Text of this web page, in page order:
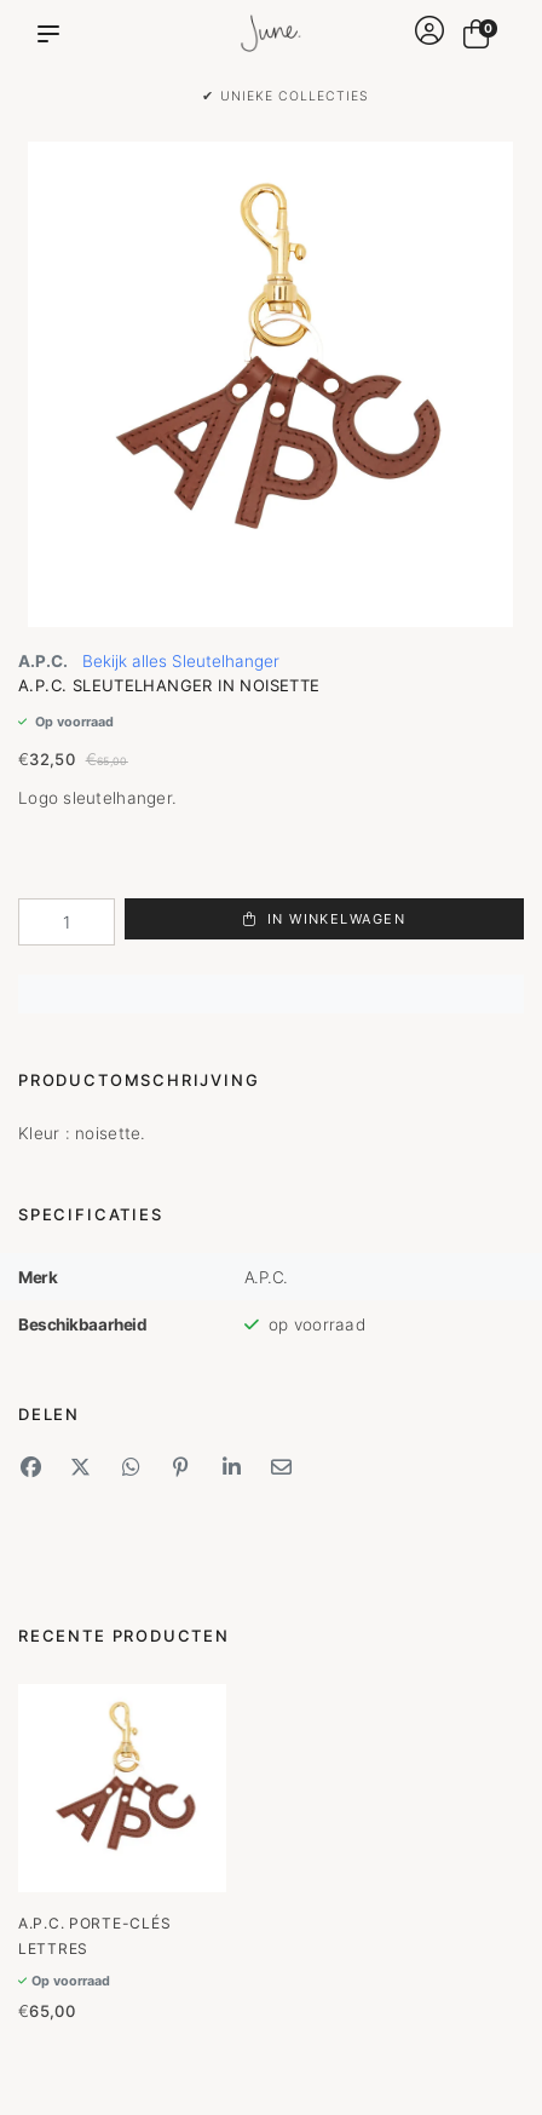
✔ UNIEKE COLLECTIES
0
A.P.C.
Bekijk alles Sleutelhanger
A.P.C. SLEUTELHANGER IN NOISETTE
Op voorraad
€32,50 €65,00
Logo sleutelhanger.
IN WINKELWAGEN
PRODUCTOMSCHRIJVING
Kleur : noisette.
SPECIFICATIES
Merk A.P.C.
Beschikbaarheid op voorraad
DELEN
RECENTE PRODUCTEN
A.P.C. PORTE-CLÉS
LETTRES
Op voorraad
€65,00